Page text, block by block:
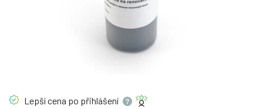
Lepší cena po přihlášení